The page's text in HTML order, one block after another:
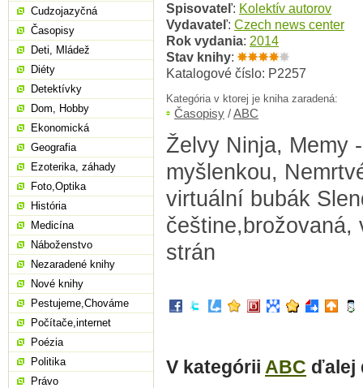
Spisovateľ: Kolektív autorov
Vydavateľ: Czech news center
Rok vydania: 2014
Stav knihy:
Katalogové číslo: P2257
Kategória v ktorej je kniha zaradená:
Časopisy /ABC
Želvy Ninja, Memy
myšlenkou,
virtuální bubák
češtine,brožovaná,
strán
V kategórii ABC ďalej
Cudzojazyčná
Časopisy
Deti, Mládež
Diéty
Detektívky
Dom, Hobby
Ekonomická
Geografia
Ezoterika, záhady
Foto,Optika
História
Medicína
Náboženstvo
Nezaradené knihy
Nové knihy
Pestujeme,Chováme
Počítače,internet
Poézia
Politika
Právo